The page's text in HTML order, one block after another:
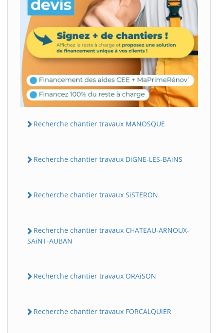
Recherche chantier travaux MANOSQUE
Recherche chantier travaux DiGNE-LES-BAiNS
Recherche chantier travaux SiSTERON
Recherche chantier travaux CHATEAU-ARNOUX-
SAiNT-AUBAN
Recherche chantier travaux ORAiSON
Recherche chantier travaux FORCALQUiER